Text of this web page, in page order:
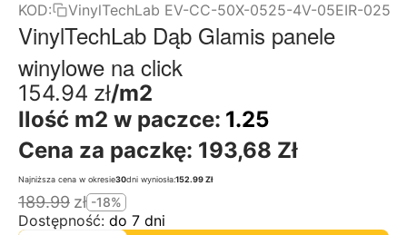
KOD: VinylTechLab EV-CC-50X-0525-4V-05EIR-025
VinylTechLab Dąb Glamis panele
winylowe na click
154.94 zł/m2
Ilość m2 w paczce: 1.25
Cena za paczkę: 193,68 Zł
Najniższa cena w okresie30dni wyniosła:152.99 Zł
189.99 zł -18%
Dostępność: do 7 dni